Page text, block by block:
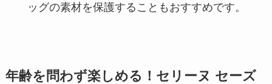
ッグの素材を保護することもおすすめです。
年齢を問わず楽しめる！セリーヌ セーズ